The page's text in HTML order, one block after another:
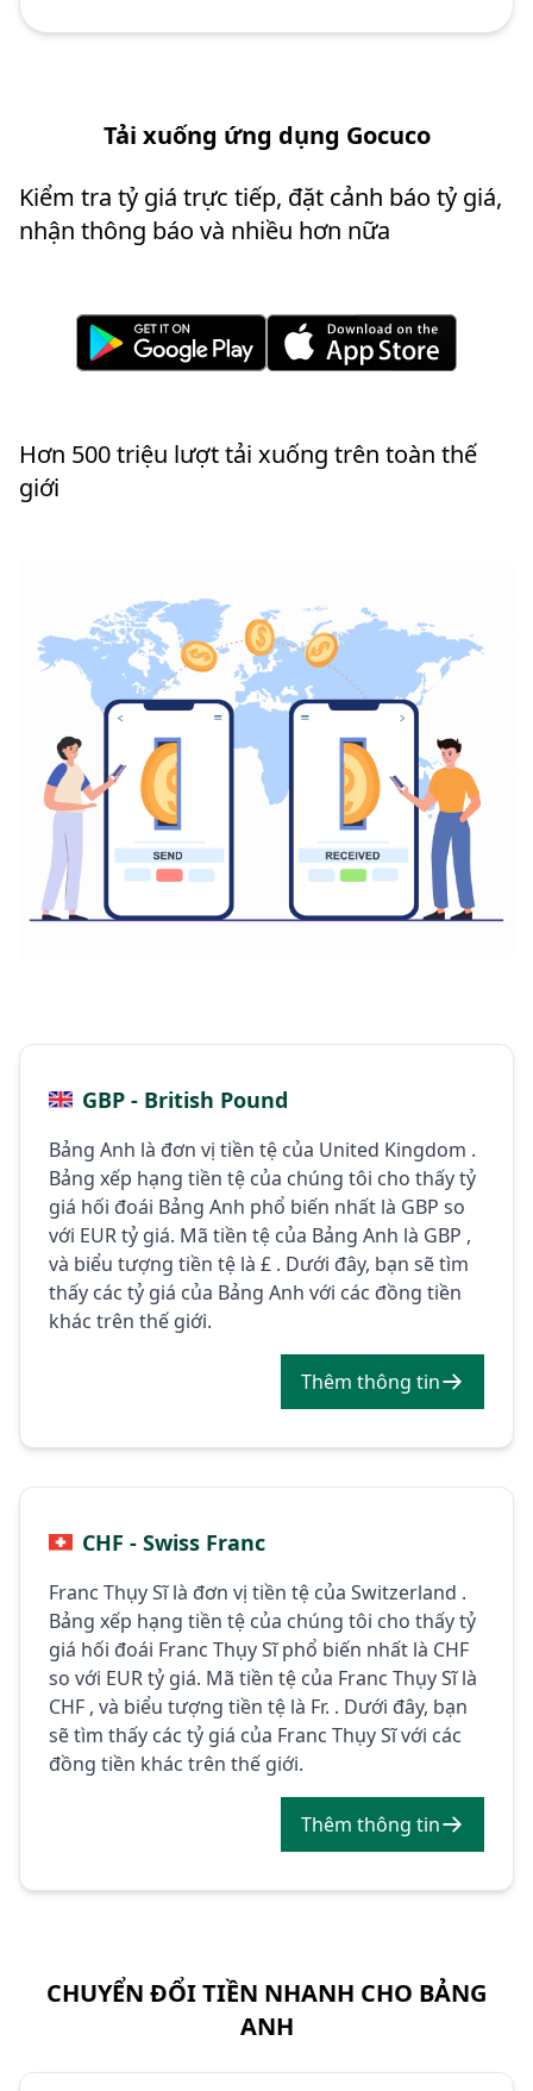
Tải xuống ứng dụng Gocuco
Kiểm tra tỷ giá trực tiếp, đặt cảnh báo tỷ giá,
nhận thông báo và nhiều hơn nữa
Hơn 500 triệu lượt tải xuống trên toàn thế
giới
GBP - British Pound
Bảng Anh là đơn vị tiền tệ của United Kingdom .
Bảng xếp hạng tiền tệ của chúng tôi cho thấy tỷ
giá hối đoái Bảng Anh phổ biến nhất là GBP so
với EUR tỷ giá. Mã tiền tệ của Bảng Anh là GBP ,
và biểu tượng tiền tệ là £ . Dưới đây, bạn sẽ tìm
thấy các tỷ giá của Bảng Anh với các đồng tiền
khác trên thế giới.
Thêm thông tin
CHF - Swiss Franc
Franc Thụy Sĩ là đơn vị tiền tệ của Switzerland .
Bảng xếp hạng tiền tệ của chúng tôi cho thấy tỷ
giá hối đoái Franc Thụy Sĩ phổ biến nhất là CHF
so với EUR tỷ giá. Mã tiền tệ của Franc Thụy Sĩ là
CHF , và biểu tượng tiền tệ là Fr. . Dưới đây, bạn
sẽ tìm thấy các tỷ giá của Franc Thụy Sĩ với các
đồng tiền khác trên thế giới.
Thêm thông tin
CHUYỂN ĐỔI TIỀN NHANH CHO BẢNG
ANH